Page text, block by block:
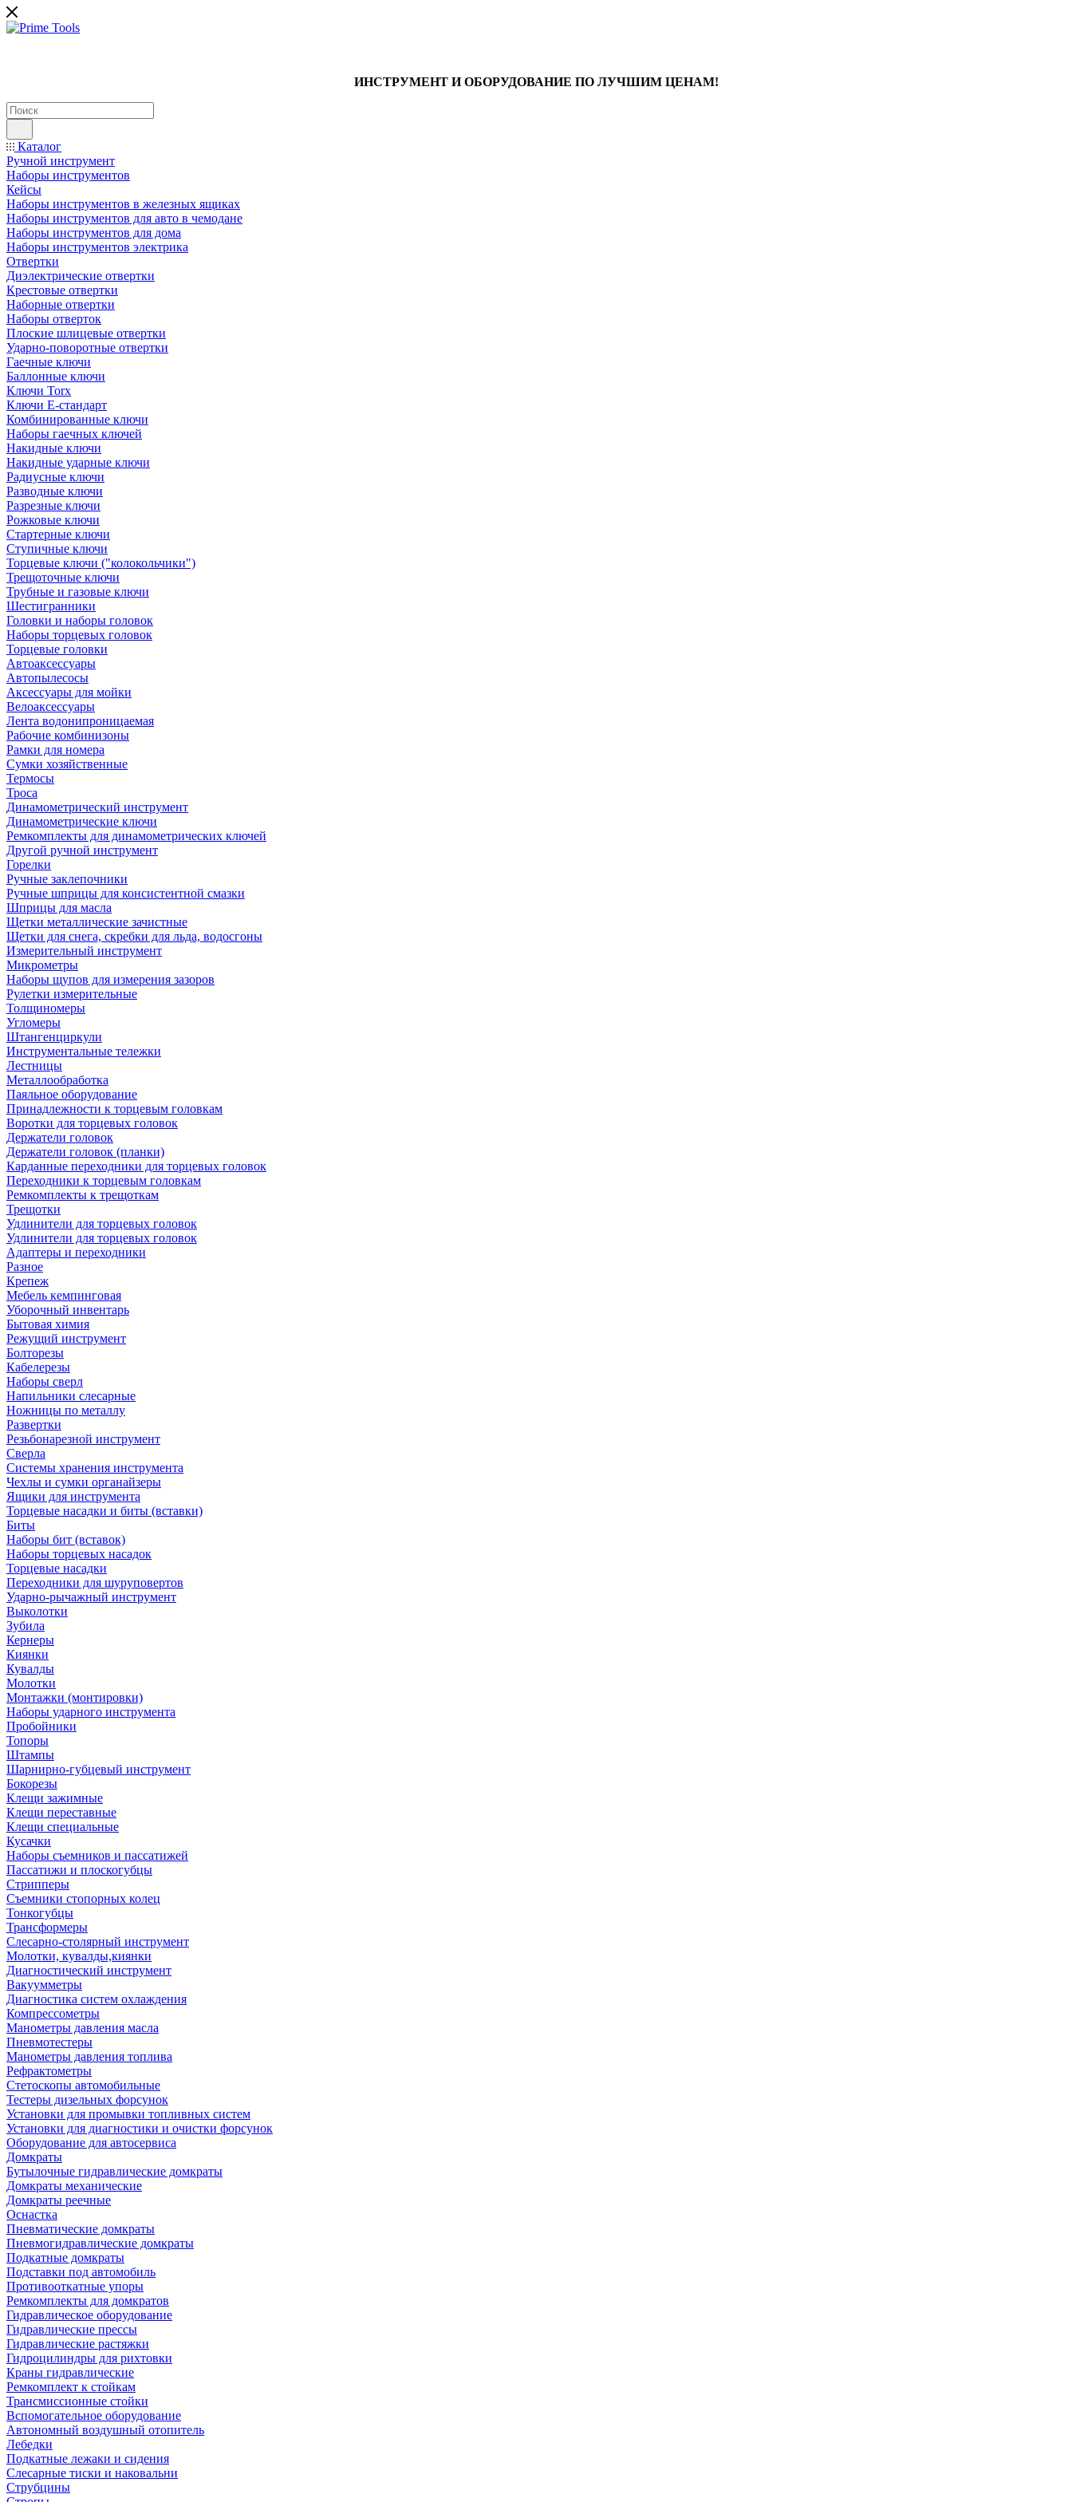
ИНСТРУМЕНТ И ОБОРУДОВАНИЕ ПО ЛУЧШИМ ЦЕНАМ!
Каталог
Ручной инструмент
Наборы инструментов
Кейсы
Наборы инструментов в железных ящиках
Наборы инструментов для авто в чемодане
Наборы инструментов для дома
Наборы инструментов электрика
Отвертки
Диэлектрические отвертки
Крестовые отвертки
Наборные отвертки
Наборы отверток
Плоские шлицевые отвертки
Ударно-поворотные отвертки
Гаечные ключи
Баллонные ключи
Ключи Torx
Ключи Е-стандарт
Комбинированные ключи
Наборы гаечных ключей
Накидные ключи
Накидные ударные ключи
Радиусные ключи
Разводные ключи
Разрезные ключи
Рожковые ключи
Стартерные ключи
Ступичные ключи
Торцевые ключи ("колокольчики")
Трещоточные ключи
Трубные и газовые ключи
Шестигранники
Головки и наборы головок
Наборы торцевых головок
Торцевые головки
Автоаксессуары
Автопылесосы
Аксессуары для мойки
Велоаксессуары
Лента водонипроницаемая
Рабочие комбинизоны
Рамки для номера
Сумки хозяйственные
Термосы
Троса
Динамометрический инструмент
Динамометрические ключи
Ремкомплекты для динамометрических ключей
Другой ручной инструмент
Горелки
Ручные заклепочники
Ручные шприцы для консистентной смазки
Шприцы для масла
Щетки металлические зачистные
Щетки для снега, скребки для льда, водосгоны
Измерительный инструмент
Микрометры
Наборы щупов для измерения зазоров
Рулетки измерительные
Толщиномеры
Угломеры
Штангенциркули
Инструментальные тележки
Лестницы
Металлообработка
Паяльное оборудование
Принадлежности к торцевым головкам
Воротки для торцевых головок
Держатели головок
Держатели головок (планки)
Карданные переходники для торцевых головок
Переходники к торцевым головкам
Ремкомплекты к трещоткам
Трещотки
Удлинители для торцевых головок
Удлинители для торцевых головок
Адаптеры и переходники
Разное
Крепеж
Мебель кемпинговая
Уборочный инвентарь
Бытовая химия
Режущий инструмент
Болторезы
Кабелерезы
Наборы сверл
Напильники слесарные
Ножницы по металлу
Развертки
Резьбонарезной инструмент
Сверла
Системы хранения инструмента
Чехлы и сумки органайзеры
Ящики для инструмента
Торцевые насадки и биты (вставки)
Биты
Наборы бит (вставок)
Наборы торцевых насадок
Торцевые насадки
Переходники для шуруповертов
Ударно-рычажный инструмент
Выколотки
Зубила
Кернеры
Киянки
Кувалды
Молотки
Монтажки (монтировки)
Наборы ударного инструмента
Пробойники
Топоры
Штампы
Шарнирно-губцевый инструмент
Бокорезы
Клещи зажимные
Клещи переставные
Клещи специальные
Кусачки
Наборы съемников и пассатижей
Пассатижи и плоскогубцы
Стрипперы
Съемники стопорных колец
Тонкогубцы
Трансформеры
Слесарно-столярный инструмент
Молотки, кувалды,киянки
Диагностический инструмент
Вакуумметры
Диагностика систем охлаждения
Компрессометры
Манометры давления масла
Пневмотестеры
Манометры давления топлива
Рефрактометры
Стетоскопы автомобильные
Тестеры дизельных форсунок
Установки для промывки топливных систем
Установки для диагностики и очистки форсунок
Оборудование для автосервиса
Домкраты
Бутылочные гидравлические домкраты
Домкраты механические
Домкраты реечные
Оснастка
Пневматические домкраты
Пневмогидравлические домкраты
Подкатные домкраты
Подставки под автомобиль
Противооткатные упоры
Ремкомплекты для домкратов
Гидравлическое оборудование
Гидравлические прессы
Гидравлические растяжки
Гидроцилиндры для рихтовки
Краны гидравлические
Ремкомплект к стойкам
Трансмиссионные стойки
Вспомогательное оборудование
Автономный воздушный отопитель
Лебедки
Подкатные лежаки и сидения
Слесарные тиски и наковальни
Струбцины